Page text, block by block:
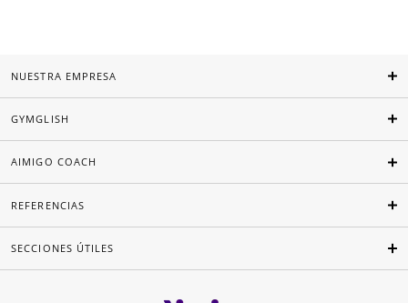
NUESTRA EMPRESA
GYMGLISH
AIMIGO COACH
REFERENCIAS
SECCIONES ÚTILES